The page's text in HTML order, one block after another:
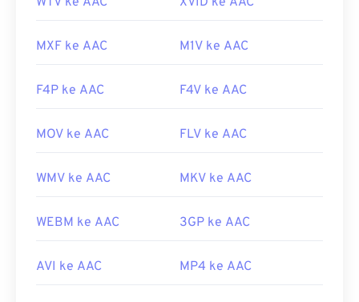
Tautan yang berguna:
browse=tc
MXF ke AAC M1V ke AAC
F4P ke AAC F4V ke AAC
MOV ke AAC FLV ke AAC
WMV ke AAC MKV ke AAC
WEBM ke AAC 3GP ke AAC
AVI ke AAC MP4 ke AAC